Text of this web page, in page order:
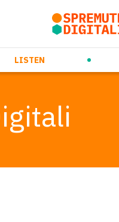
Future Trends &
LISTEN
Daily Orange Squeeze
Eventi